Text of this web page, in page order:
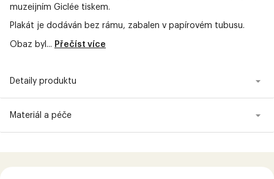
muzeijním Giclée tiskem.
Plakát je dodáván bez rámu, zabalen v papírovém tubusu.
Obaz byl... Přečíst více
Detaily produktu
Materiál a péče